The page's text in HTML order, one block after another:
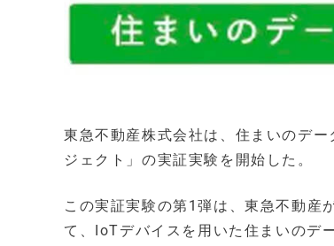
東急不動産株式会社は、住まいのデ
ジェクト」の実証実験を開始した。
この実証実験の第1弾は、東急不動産
て、IoTデバイスを用いた住まいのデ